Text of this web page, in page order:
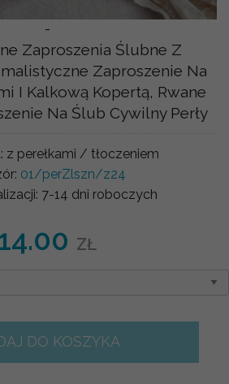
-
Zaproszenia Ślubne Z
Zaproszenie Na
I Kalkową Kopertą, Rwane
Na Ślub Cywilny Perły
z perełkami / tłoczeniem
01/perZlszn/z24
7-14 dni roboczych
ZŁ
DO KOSZYKA